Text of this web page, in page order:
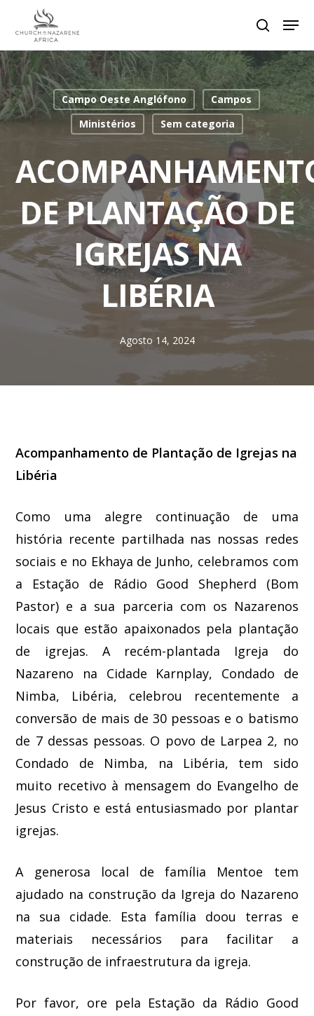
Hit enter to search or ESC to close
Campo Oeste Anglófono
Campos
Ministérios
Sem categoria
DE PLANTAÇÃO DE
IGREJAS NA
LIBÉRIA
Agosto 14, 2024
Acompanhamento de Plantação de Igrejas na
Libéria
Como uma alegre continuação de uma
história recente partilhada nas nossas redes
sociais e no Ekhaya de Junho, celebramos com
a Estação de Rádio Good Shepherd (Bom
Pastor) e a sua parceria com os Nazarenos
locais que estão apaixonados pela plantação
de igrejas. A recém-plantada Igreja do
Nazareno na Cidade Karnplay, Condado de
Nimba, Libéria, celebrou recentemente a
conversão de mais de 30 pessoas e o batismo
de 7 dessas pessoas. O povo de Larpea 2, no
Condado de Nimba, na Libéria, tem sido
muito recetivo à mensagem do Evangelho de
Jesus Cristo e está entusiasmado por plantar
igrejas.
A generosa local de família Mentoe tem
ajudado na construção da Igreja do Nazareno
na sua cidade. Esta família doou terras e
materiais necessários para facilitar a
construção de infraestrutura da igreja.
Por favor, ore pela Estação da Rádio Good